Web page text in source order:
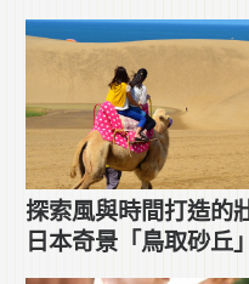
探索風與時間打造的
日本奇景「鳥取砂丘」